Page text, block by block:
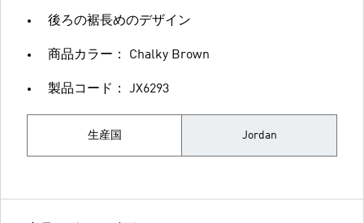
後ろの裾長めのデザイン
商品カラー： Chalky Brown
製品コード： JX6293
生産国 Jordan